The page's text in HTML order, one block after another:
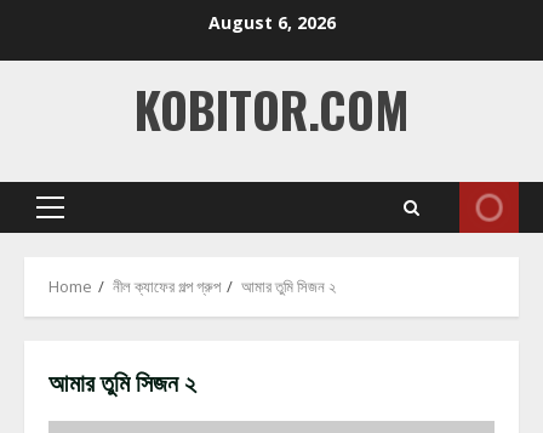
August 6, 2026
KOBITOR.COM
Primary
Home নীল ক্যাফের গল্প গ্রুপ আমার তুমি সিজন ২
আমার তুমি সিজন ২